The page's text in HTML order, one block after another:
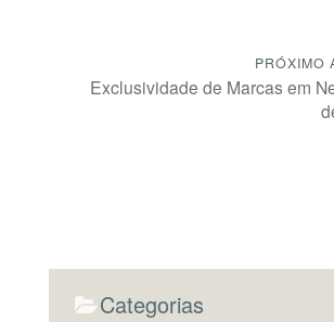
PRÓXIMO
Exclusividade de Marcas em
Categorias